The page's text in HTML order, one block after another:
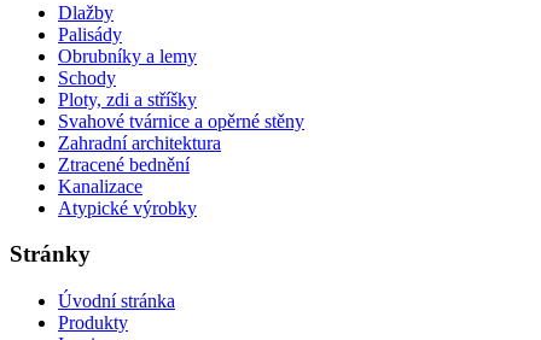
Dlažby
Palisády
Obrubníky a lemy
Schody
Ploty, zdi a stříšky
Svahové tvárnice a opěrné stěny
Zahradní architektura
Ztracené bednění
Kanalizace
Atypické výrobky
Stránky
Úvodní stránka
Produkty